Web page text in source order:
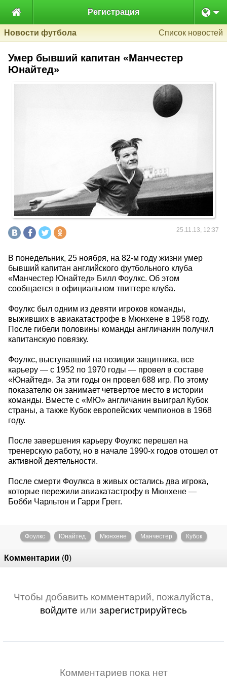
 Регистрация
Новости футбола Список новостей
Умер бывший капитан «Манчестер
Юнайтед»
25.11.13, 12:37
В понедельник, 25 ноября, на 82-м году жизни умер
бывший капитан английского футбольного клуба
«Манчестер Юнайтед» Билл Фоулкс. Об этом
сообщается в официальном твиттере клуба.
Фоулкс был одним из девяти игроков команды,
выживших в авиакатастрофе в Мюнхене в 1958 году.
После гибели половины команды англичанин получил
капитанскую повязку.
Фоулкс, выступавший на позиции защитника, все
карьеру — с 1952 по 1970 годы — провел в составе
«Юнайтед». За эти годы он провел 688 игр. По этому
показателю он занимает четвертое место в истории
команды. Вместе с «МЮ» англичанин выиграл Кубок
страны, а также Кубок европейских чемпионов в 1968
году.
После завершения карьеру Фоулкс перешел на
тренерскую работу, но в начале 1990-х годов отошел от
активной деятельности.
После смерти Фоулкса в живых остались два игрока,
которые пережили авиакатастрофу в Мюнхене —
Бобби Чарльтон и Гарри Грегг.
Фоулкс Юнайтед Мюнхене Манчестер Кубок
Комментарии (0)
Чтобы добавить комментарий, пожалуйста,
войдите или зарегистрируйтесь
Комментариев пока нет